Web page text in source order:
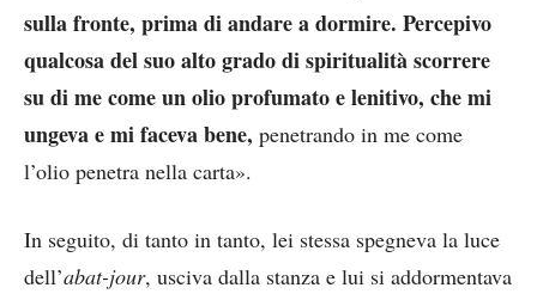
sulla fronte, prima di andare a dormire. Percepivo
qualcosa del suo alto grado di spiritualità scorrere
su di me come un olio profumato e lenitivo, che mi
ungeva e mi faceva bene, penetrando in me come
l’olio penetra nella carta».
In seguito, di tanto in tanto, lei stessa spegneva la luce
dell’abat-jour, usciva dalla stanza e lui si addormentava